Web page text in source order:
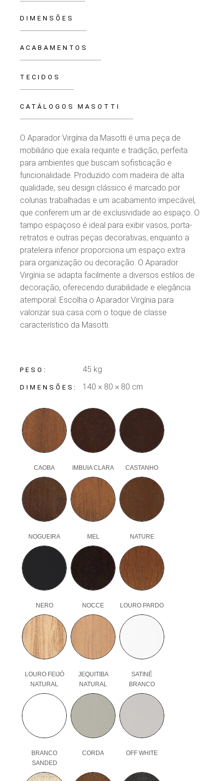
DIMENSÕES
ACABAMENTOS
TECIDOS
CATÁLOGOS MASOTTI
O Aparador Virgínia da Masotti é uma peça de
mobiliário que exala requinte e tradição, perfeita
para ambientes que buscam sofisticação e
funcionalidade. Produzido com madeira de alta
qualidade, seu design clássico é marcado por
colunas trabalhadas e um acabamento impecável,
que conferem um ar de exclusividade ao espaço. O
tampo espaçoso é ideal para exibir vasos, porta-
retratos e outras peças decorativas, enquanto a
prateleira inferior proporciona um espaço extra
para organização ou decoração. O Aparador
Virgínia se adapta facilmente a diversos estilos de
decoração, oferecendo durabilidade e elegância
atemporal. Escolha o Aparador Virgínia para
valorizar sua casa com o toque de classe
característico da Masotti.
PESO 45 kg
DIMENSÕES 140 × 80 × 80 cm
CAOBA IMBUIA CLARA CASTANHO
NOGUEIRA MEL NATURE
NERO NOCCE LOURO PARDO
LOURO FEIJÓ
NATURAL
JEQUITIBA
NATURAL
SATINÉ
BRANCO
BRANCO
SANDED
CORDA OFF WHITE